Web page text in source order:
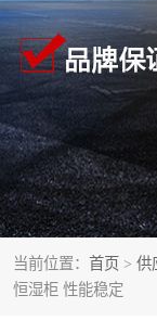
当前位置： 首页 > 供
恒湿柜 性能稳定